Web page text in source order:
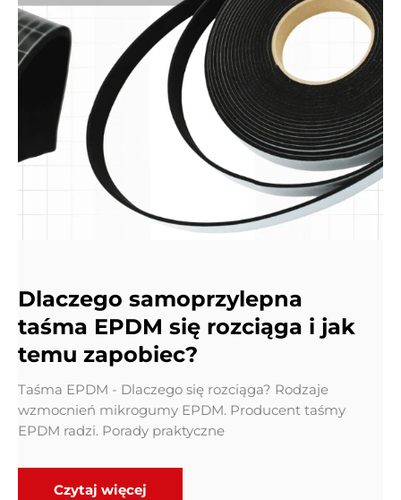
Dlaczego samoprzylepna
taśma EPDM się rozciąga i jak
temu zapobiec?
Taśma EPDM - Dlaczego się rozciąga? Rodzaje
wzmocnień mikrogumy EPDM. Producent taśmy
EPDM radzi. Porady praktyczne
Czytaj więcej